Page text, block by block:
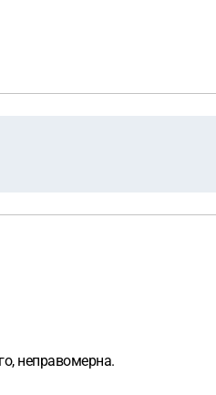
неправомерна.